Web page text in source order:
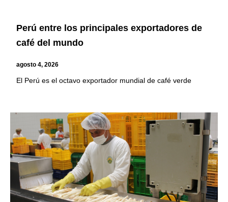
Perú entre los principales exportadores de
café del mundo
agosto 4, 2026
El Perú es el octavo exportador mundial de café verde